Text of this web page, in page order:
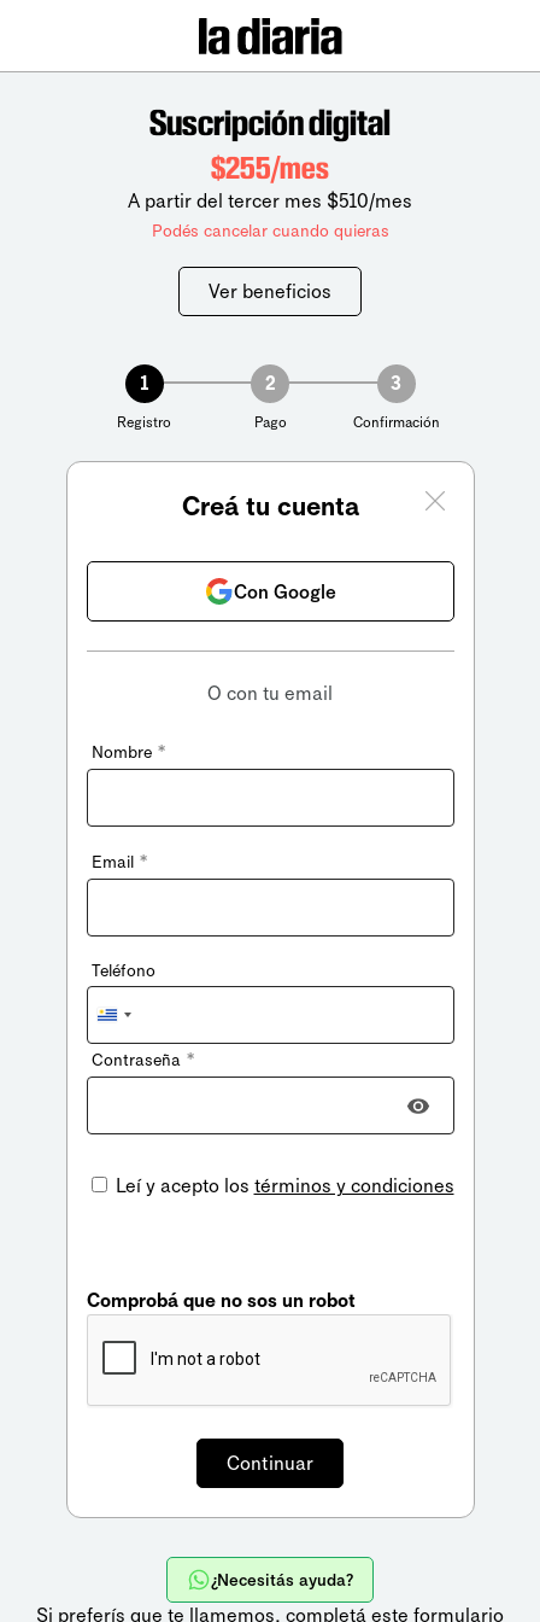
Suscripción digital
$255/mes
A partir del tercer mes $510/mes
Podés cancelar cuando quieras
Ver beneficios
1
Registro
2
Pago
3
Confirmación
Creá tu cuenta
Con Google
O con tu email
Nombre *
Email *
Teléfono
Uruguay
+598
Contraseña *
Leí y acepto los términos y condiciones
Comprobá que no sos un robot
¿Necesitás ayuda?
Si preferís que te llamemos, completá este formulario